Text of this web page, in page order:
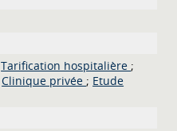
Tarification hospitalière ;
Clinique privée ; Etude